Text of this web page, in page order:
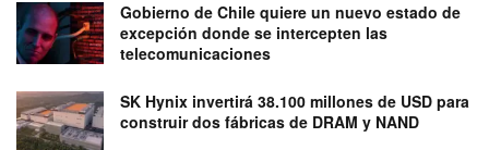
Gobierno de Chile quiere un nuevo estado de
excepción donde se intercepten las
telecomunicaciones
SK Hynix invertirá 38.100 millones de USD para
construir dos fábricas de DRAM y NAND